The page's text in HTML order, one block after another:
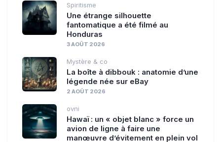
Spiritisme
Une étrange silhouette
fantomatique a été filmé au
Honduras
3 AOÛT 2026
Mystère & co
La boîte à dibbouk : anatomie d’une
légende née sur eBay
2 AOÛT 2026
ovni
Hawaï : un « objet blanc » force un
avion de ligne à faire une
manœuvre d’évitement en plein vol